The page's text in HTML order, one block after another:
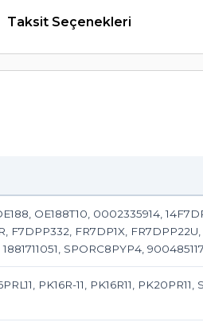
Taksit Seçenekleri
OE188T10, 0002335914,
FR7DP1X, FR7DPP22U,
SPORC8PYP4,
PK16R-11, PK16R11, PK20PR11,